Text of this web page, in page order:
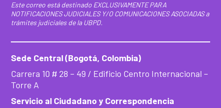
Este correo está destinado EXCLUSIVAMENTE PARA
NOTIFICACIONES JUDICIALES Y/O COMUNICACIONES ASOCIADAS a
trámites judiciales de la UBPD.
Sede Central (Bogotá, Colombia)
Carrera 10 # 28 – 49 / Edificio Centro Internacional –
Torre A
Servicio al Ciudadano y Correspondencia